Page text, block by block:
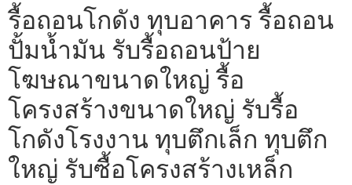
รื้อถอนโกดัง ทุบอาคาร รื้อถอน
ปั้มน้ำมัน รับรื้อถอนป้าย
โฆษณาขนาดใหญ่ รื้อ
โครงสร้างขนาดใหญ่ รับรื้อ
โกดังโรงงาน ทุบตึกเล็ก ทุบตึก
ใหญ่ รับซื้อโครงสร้างเหล็ก